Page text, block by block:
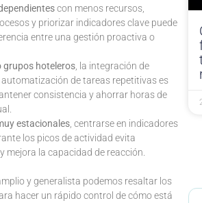
con menos recursos,
y priorizar indicadores clave puede
entre una gestión proactiva o
grupos hoteleros , la integración de
automatización de tareas repetitivas es
consistencia y ahorrar horas de
estacionales , centrarse en indicadores
los picos de actividad evita
mejora la capacidad de reacción.
y generalista podemos resaltar los
hacer un rápido control de cómo está